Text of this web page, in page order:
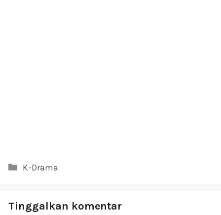
Kategori
K-Drama
Tinggalkan komentar